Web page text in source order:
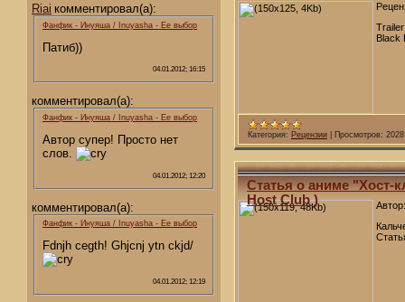
Riai комментировал(а):
Фанфик - Инуяша / Inuyasha - Ее выбор
Патиб))
04.01.2012; 16:15
комментировал(а):
Фанфик - Инуяша / Inuyasha - Ее выбор
Автор супер! Просто нет
слов.
04.01.2012; 12:20
комментировал(а):
Фанфик - Инуяша / Inuyasha - Ее выбор
Fdnjh cegth! Ghjcnj ytn ckjd/
04.01.2012; 12:19
Black
Категория: Рецензии Просмотров: 2028
Статья о аниме "Хост-
Host Club )
Автор: